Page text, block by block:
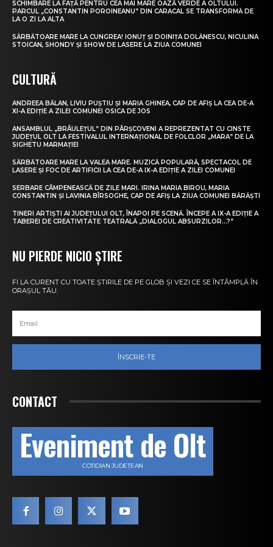
SCHIMBARE LA FAȚĂ PENTRU CEA MAI MARE OAZĂ VERDE A OLTULUI.
PARCUL „CONSTANTIN POROINEANU” DIN CARACAL SE TRANSFORMĂ DE
LA O ZI LA ALTA
SĂRBĂTOARE MARE LA CUNGREA! IONUȚ ȘI DOINIȚA DOLĂNESCU, NICULINA
STOICAN, SHONDY ȘI SHOW DE LASERE LA ZIUA COMUNEI
CULTURĂ
ANDREEA BĂLAN, LIVIU PUȘTIU ȘI MARIA GHINEA, CAP DE AFIȘ LA CEA DE-A
XI-A EDIȚIE A ZILEI COMUNEI OSICA DE JOS
ANSAMBLUL „BRÂULEȚUL” DIN PÂRȘCOVENI A REPREZENTAT CU CINSTE
JUDEȚUL OLT LA FESTIVALUL INTERNAȚIONAL DE FOLCLOR „MARA” DE LA
SIGHETU MARMAȚIEI
SĂRBĂTOARE MARE LA VALEA MARE. MUZICĂ POPULARĂ, SPECTACOL DE
LASERE ȘI FOC DE ARTIFICII LA CEA DE-A IX-A EDIȚIE A ZILEI COMUNEI
SERBARE CÂMPENEASCĂ DE ZILE MARI. IRINA MARIA BIROU, MARIA
CONSTANTIN ȘI LAVINIA BÎRSOGHE, CAP DE AFIȘ LA ZIUA COMUNEI BĂRĂȘTI
TINERI ARTIȘTI AI JUDEȚULUI OLT, ÎNAPOI PE SCENĂ. ÎNCEPE A IX-A EDIȚIE A
TABEREI DE CREATIVITATE TEATRALĂ „DIALOGUL ABSURZILOR…?”
NU PIERDE NICIO ȘTIRE
FI LA CURENT CU TOATE ȘTIRILE DE PE GLOB ȘI VEZI CE SE ÎNTÂMPLĂ ÎN
ORAȘUL TĂU.
ÎNSCRIE-TE
CONTACT
Eveniment de Olt
COTIDIAN JUDEȚEAN